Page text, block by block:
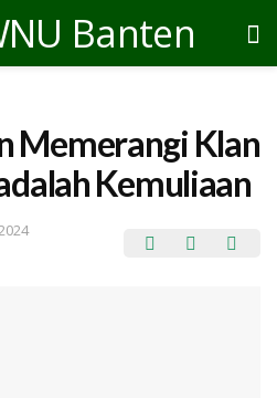
Memerangi Klan
Kemuliaan